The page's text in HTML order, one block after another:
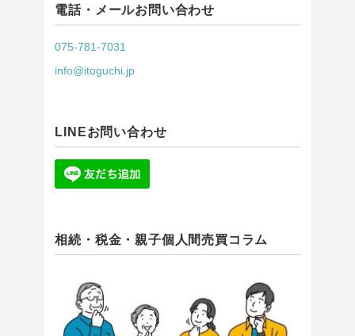
電話・メールお問い合わせ
075-781-7031
info@itoguchi.jp
LINEお問い合わせ
相続・税金・親子個人間売買コラム